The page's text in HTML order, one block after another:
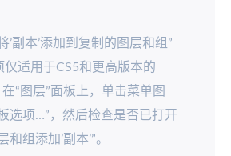
’副本’添加到复制的图层和组”
仅适用于CS5和更高版本的
“图层”面板上，单击菜单图
选项…”，然后检查是否已打开
组添加’副本’”。